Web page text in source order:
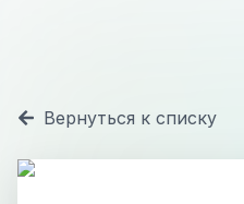
Вернуться к списку